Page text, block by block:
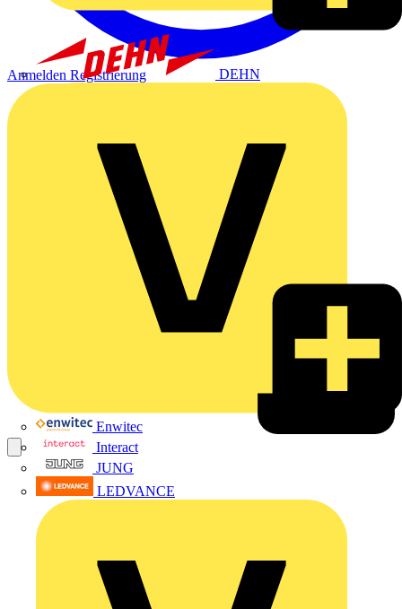
DEHN
Enwitec
Interact
JUNG
LEDVANCE
Anmelden Registrierung